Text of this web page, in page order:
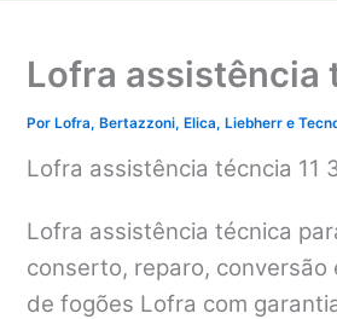
Lofra assistência
PorLofra, Bertazzoni, Elica, Liebherr e
Lofra assistência técncia 11
Lofra assistência técnica
conserto, reparo, conversão
de fogões Lofra com